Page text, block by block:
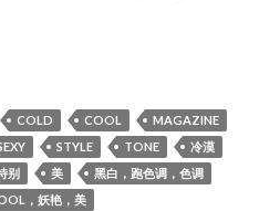
COLD COOL
MAGAZINE
STYLE TONE
冷漠
别 美
黑白，跑色调，色调
，妖艳，美